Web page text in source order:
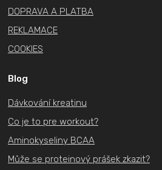
DOPRAVA A PLATBA
REKLAMACE
COOKIES
Blog
Dávkování kreatinu
Co je to pre workout?
Aminokyseliny BCAA
Může se proteinový prášek zkazit?